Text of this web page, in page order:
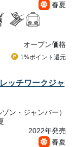
春夏
オープン価格
1%ポイント 還元
ッチワークジャ
ン・ジャンパー）
2022年発売
春夏